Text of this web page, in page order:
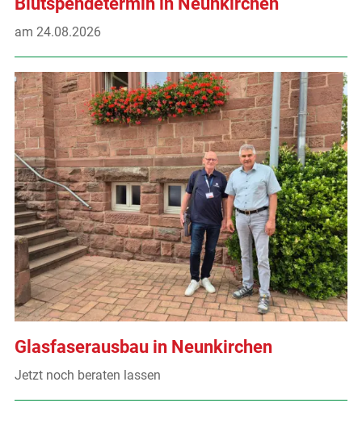
am 24.08.2026
Glasfaserausbau in Neunkirchen
Jetzt noch beraten lassen